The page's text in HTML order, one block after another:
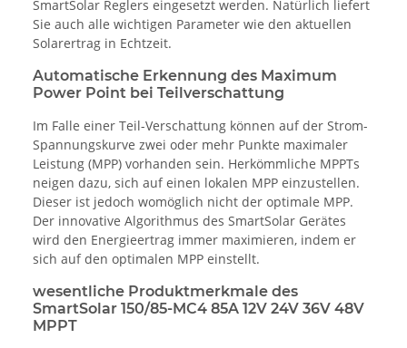
SmartSolar Reglers eingesetzt werden. Natürlich liefert
Sie auch alle wichtigen Parameter wie den aktuellen
Solarertrag in Echtzeit.
Automatische Erkennung des Maximum
Power Point bei Teilverschattung
Im Falle einer Teil-Verschattung können auf der Strom-
Spannungskurve zwei oder mehr Punkte maximaler
Leistung (MPP) vorhanden sein. Herkömmliche MPPTs
neigen dazu, sich auf einen lokalen MPP einzustellen.
Dieser ist jedoch womöglich nicht der optimale MPP.
Der innovative Algorithmus des SmartSolar Gerätes
wird den Energieertrag immer maximieren, indem er
sich auf den optimalen MPP einstellt.
wesentliche Produktmerkmale des
SmartSolar 150/85-MC4 85A 12V 24V 36V 48V
MPPT